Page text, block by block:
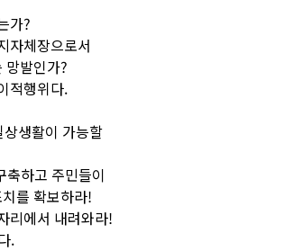
가?
자체장으로서
망발인가?
적행위다.
생활이 가능할
축하고 주민들이
를 확보하라!
리에서 내려와라!
.